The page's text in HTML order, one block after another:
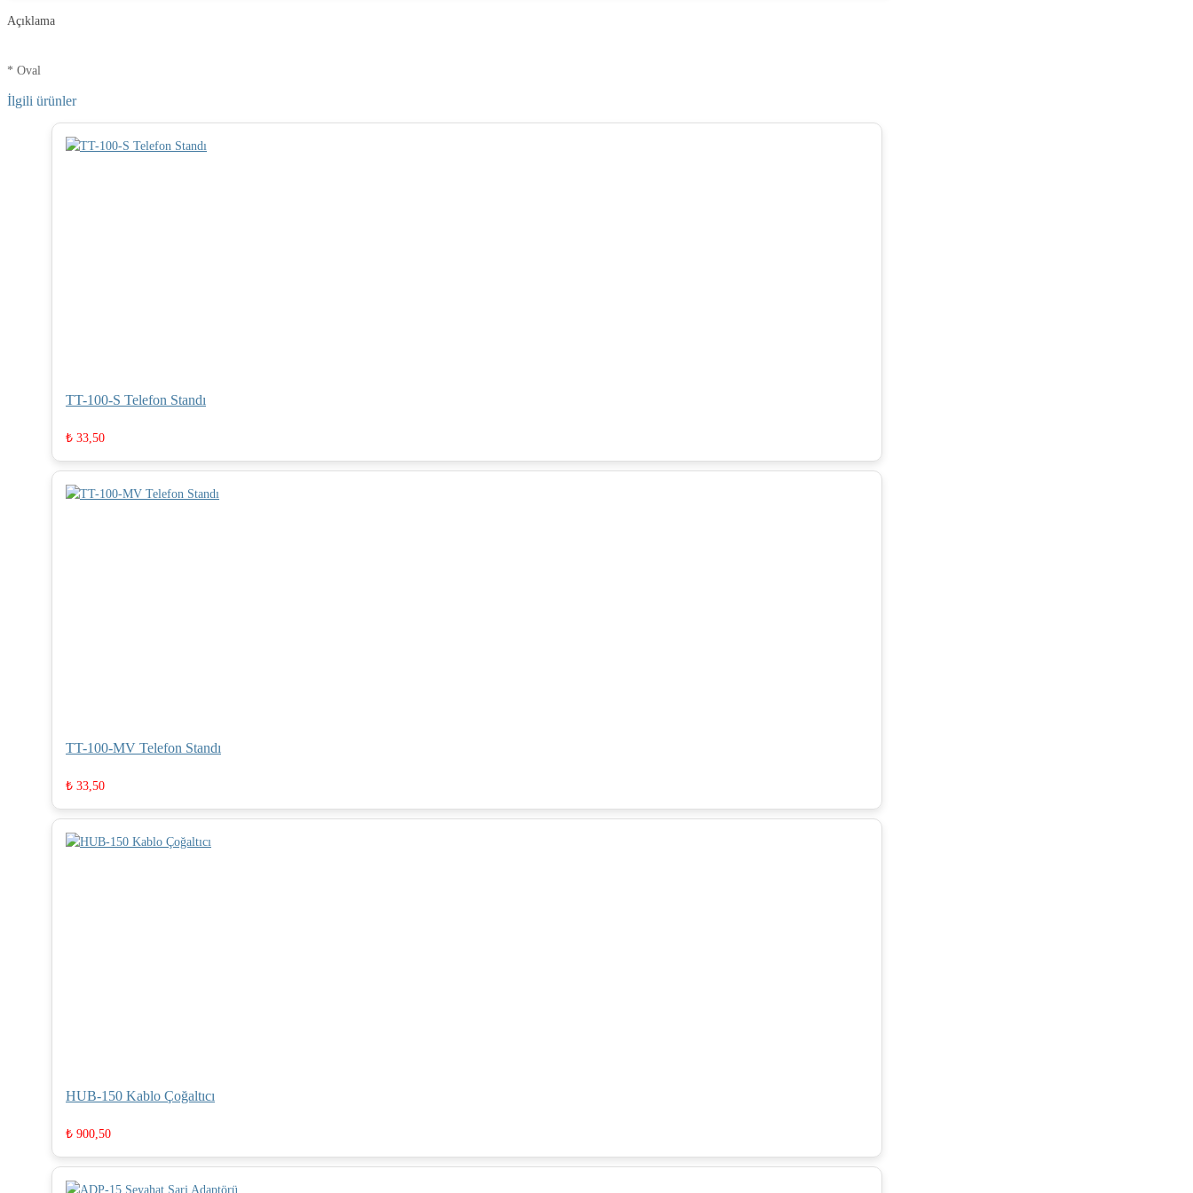
Açıklama
* Oval
İlgili ürünler
TT-100-S Telefon Standı
₺ 33,50
TT-100-MV Telefon Standı
₺ 33,50
HUB-150 Kablo Çoğaltıcı
₺ 900,50